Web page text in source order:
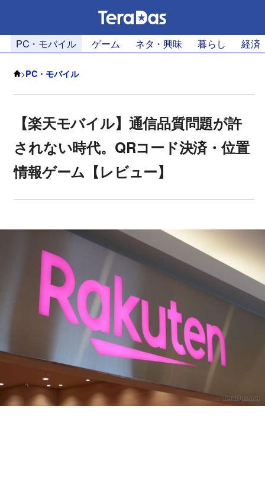
PC・モバイル ゲーム ネタ・興味 暮らし 経済
>PC・モバイル
【楽天モバイル】通信品質問題が許
されない時代。QRコード決済・位置
情報ゲーム【レビュー】